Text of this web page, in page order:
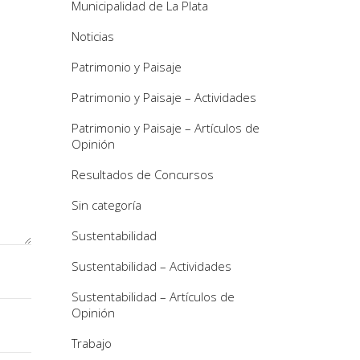
Municipalidad de La Plata
Noticias
Patrimonio y Paisaje
Patrimonio y Paisaje – Actividades
Patrimonio y Paisaje – Artículos de
Opinión
Resultados de Concursos
Sin categoría
Sustentabilidad
Sustentabilidad – Actividades
Sustentabilidad – Artículos de
Opinión
Trabajo